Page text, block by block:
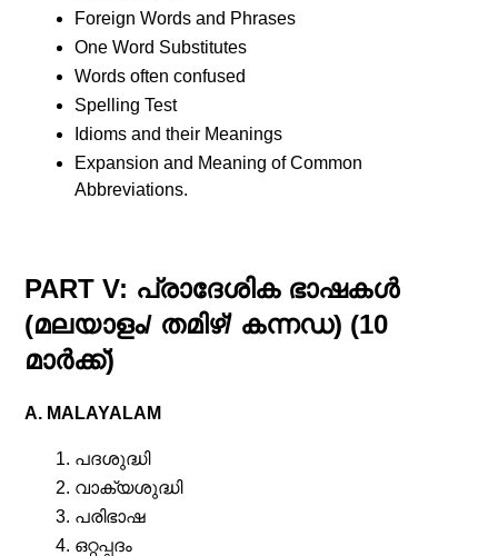
Foreign Words and Phrases
One Word Substitutes
Words often confused
Spelling Test
Idioms and their Meanings
Expansion and Meaning of Common
Abbreviations.
PART V: പ്രാദേശിക ഭാഷകൾ
(മലയാളം/ തമിഴ്/ കന്നഡ) (10
മാർക്ക്)
A. MALAYALAM
പദശുദ്ധി
വാക്യശുദ്ധി
പരിഭാഷ
ഒറ്റപ്പദം